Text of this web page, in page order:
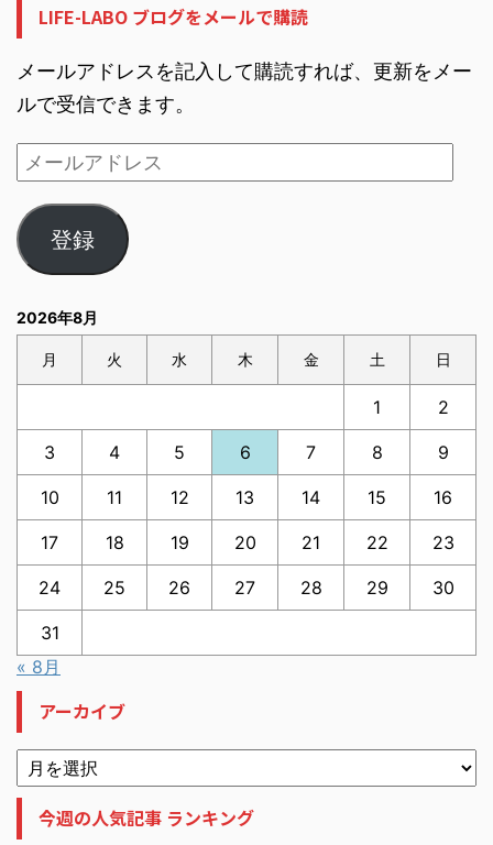
LIFE-LABO ブログをメールで購読
メールアドレスを記入して購読すれば、更新をメー
ルで受信できます。
登録
2026年8月
月 火 水 木 金 土 日
1 2
3 4 5 6 7 8 9
10 11 12 13 14 15 16
17 18 19 20 21 22 23
24 25 26 27 28 29 30
31
« 8月
アーカイブ
今週の人気記事 ランキング